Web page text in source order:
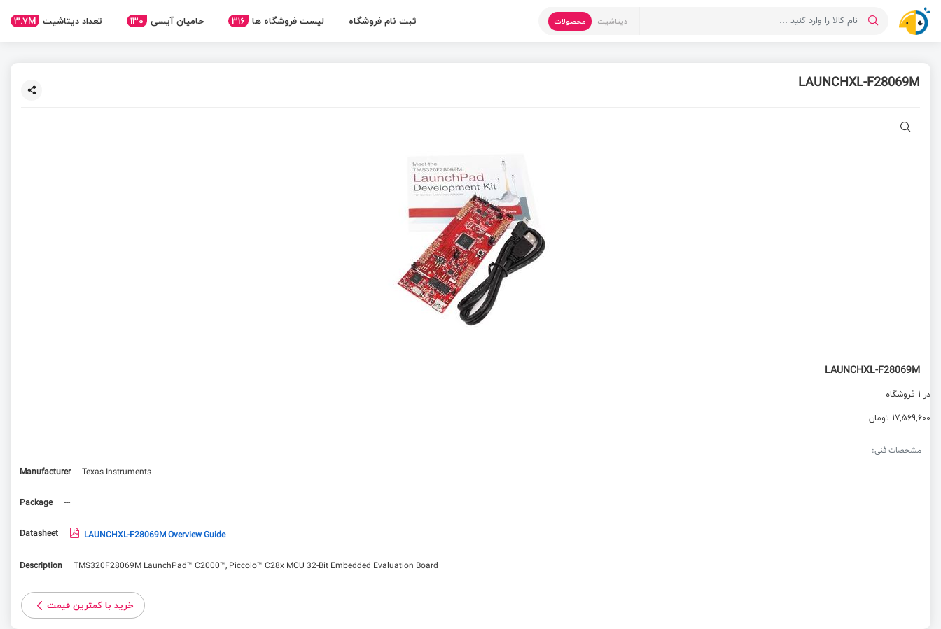
دیتاشیت محصولات ثبت نام فروشگاه لیست فروشگاه ها 316 حامیان آیسی 130 تعداد دیتاشیت 3.7M
LAUNCHXL-F28069M
LAUNCHXL-F28069M
در 1 فروشگاه
17,569,600 تومان
مشخصات فنی:
Manufacturer
Texas Instruments
Package ---
Datasheet LAUNCHXL-F28069M Overview Guide
Description TMS320F28069M LaunchPad™ C2000™, Piccolo™ C28x MCU 32-Bit Embedded Evaluation Board
خرید با کمترین قیمت